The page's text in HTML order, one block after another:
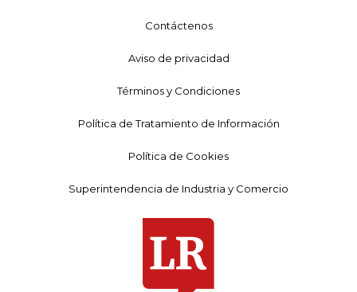
Contáctenos
Aviso de privacidad
Términos y Condiciones
Política de Tratamiento de Información
Política de Cookies
Superintendencia de Industria y Comercio